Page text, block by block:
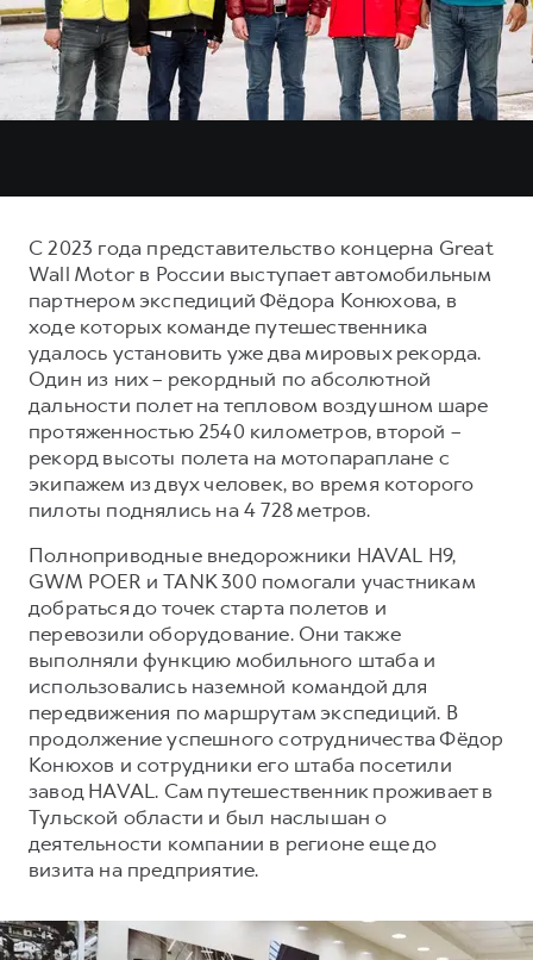
H7
от 3 799 000 ₽
H9
от 4 799 000 ₽
Тест-драйв
Трейд-ин
Кредитный калькулятор
Кредит
КОРПОРАТИВНЫМ КЛИЕНТАМ
Для малого бизнеса
Корпоративным клиентам
Крупным корпоративным клиентам
Система управления автопарком
HAVAL Лизинг
АКСЕССУАРЫ HAVAL
Автомобильные аксессуары
Коллекция PRO
Коллекция Базовая
Коллекция Детская
СЕРВИСНОЕ ОБСЛУЖИВАНИЕ
Нулевое ТО
Программа «Помощь на дороге»
Электронный ПТС
ПОДДЕРЖКА
GWM Безопасность
Гарантия HAVAL
Мобильное приложение GWM
Программа «HAVAL Защита+»
Руководства по эксплуатации
Подписки
АКСЕССУАРЫ HAVAL
Автомобильные аксессуары
Коллекция PRO
Коллекция Базовая
Коллекция Детская
О дилере
Наша команда
Контакты
С 2023 года представительство концерна Great
Wall Motor в России выступает автомобильным
партнером экспедиций Фёдора Конюхова, в
ходе которых команде путешественника
удалось установить уже два мировых рекорда.
Один из них – рекордный по абсолютной
дальности полет на тепловом воздушном шаре
протяженностью 2540 километров, второй –
рекорд высоты полета на мотопараплане с
экипажем из двух человек, во время которого
пилоты поднялись на 4 728 метров.
Полноприводные внедорожники HAVAL H9,
GWM POER и TANK 300 помогали участникам
добраться до точек старта полетов и
перевозили оборудование. Они также
выполняли функцию мобильного штаба и
использовались наземной командой для
передвижения по маршрутам экспедиций. В
продолжение успешного сотрудничества Фёдор
Конюхов и сотрудники его штаба посетили
завод HAVAL. Сам путешественник проживает в
Тульской области и был наслышан о
деятельности компании в регионе еще до
визита на предприятие.